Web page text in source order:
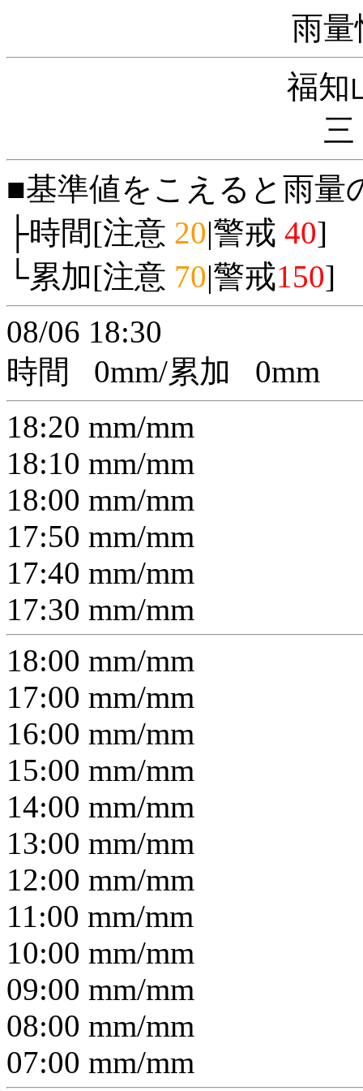
雨量
福知
■基準値をこえると雨量
├時間[注意 20|警戒 40]
└累加[注意 70|警戒150]
08/06 18:30
時間
0mm/累加 0mm
18:20 mm/mm
18:10 mm/mm
18:00 mm/mm
17:50 mm/mm
17:40 mm/mm
17:30 mm/mm
18:00 mm/mm
17:00 mm/mm
16:00 mm/mm
15:00 mm/mm
14:00 mm/mm
13:00 mm/mm
12:00 mm/mm
11:00 mm/mm
10:00 mm/mm
09:00 mm/mm
08:00 mm/mm
07:00 mm/mm